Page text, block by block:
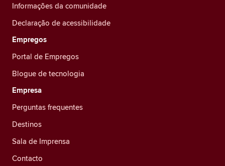
Informações da comunidade
Declaração de acessibilidade
Empregos
Portal de Empregos
Blogue de tecnologia
Empresa
Perguntas frequentes
Destinos
Sala de Imprensa
Contacto